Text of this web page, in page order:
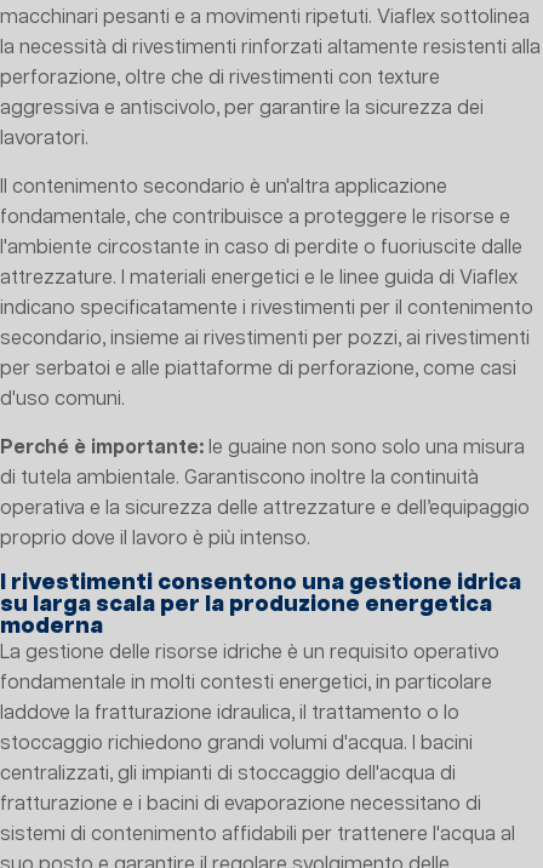
macchinari pesanti e a movimenti ripetuti. Viaflex sottolinea
la necessità di rivestimenti rinforzati altamente resistenti alla
perforazione, oltre che di rivestimenti con texture
aggressiva e antiscivolo, per garantire la sicurezza dei
lavoratori.
Il contenimento secondario è un'altra applicazione
fondamentale, che contribuisce a proteggere le risorse e
l'ambiente circostante in caso di perdite o fuoriuscite dalle
attrezzature. I materiali energetici e le linee guida di Viaflex
indicano specificatamente i rivestimenti per il contenimento
secondario, insieme ai rivestimenti per pozzi, ai rivestimenti
per serbatoi e alle piattaforme di perforazione, come casi
d'uso comuni.
Perché è importante: le guaine non sono solo una misura
di tutela ambientale. Garantiscono inoltre la continuità
operativa e la sicurezza delle attrezzature e dell’equipaggio
proprio dove il lavoro è più intenso.
I rivestimenti consentono una gestione idrica
su larga scala per la produzione energetica
moderna
La gestione delle risorse idriche è un requisito operativo
fondamentale in molti contesti energetici, in particolare
laddove la fratturazione idraulica, il trattamento o lo
stoccaggio richiedono grandi volumi d'acqua. I bacini
centralizzati, gli impianti di stoccaggio dell'acqua di
fratturazione e i bacini di evaporazione necessitano di
sistemi di contenimento affidabili per trattenere l'acqua al